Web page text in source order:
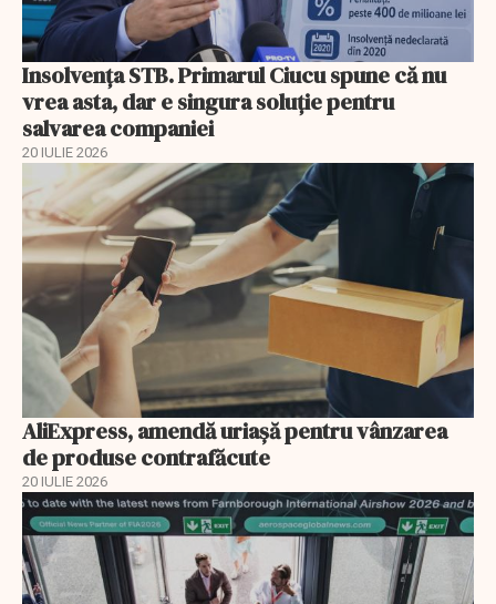
Insolvenţa STB. Primarul Ciucu spune că nu
vrea asta, dar e singura soluţie pentru
salvarea companiei
20 IULIE 2026
AliExpress, amendă uriaşă pentru vânzarea
de produse contrafăcute
20 IULIE 2026